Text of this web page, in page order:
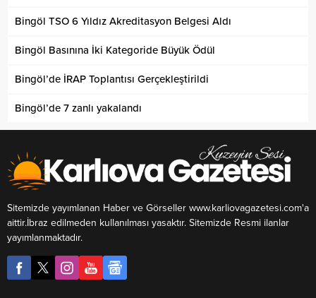
Bingöl TSO 6 Yıldız Akreditasyon Belgesi Aldı
Bingöl Basınına İki Kategoride Büyük Ödül
Bingöl’de İRAP Toplantısı Gerçekleştirildi
Bingöl’de 7 zanlı yakalandı
Sitemizde yayımlanan Haber ve Görseller www.karliovagazetesi.com'a
aittir.İbraz edilmeden kullanılması yasaktır. Sitemizde Resmi ilanlar
yayımlanmaktadır.